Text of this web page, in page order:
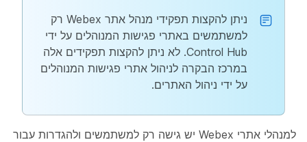
ניתן להקצות תפקידי מנהל אתר Webex רק
למשתמשים באתרי פגישות המנוהלים על ידי
Control Hub. לא ניתן להקצות תפקידים אלה
במרכז הבקרה לניהול אתרי פגישות המנוהלים
על ידי ניהול האתרים.
למנהלי אתרי Webex יש גישה רק למשתמשים ולהגדרות עבור